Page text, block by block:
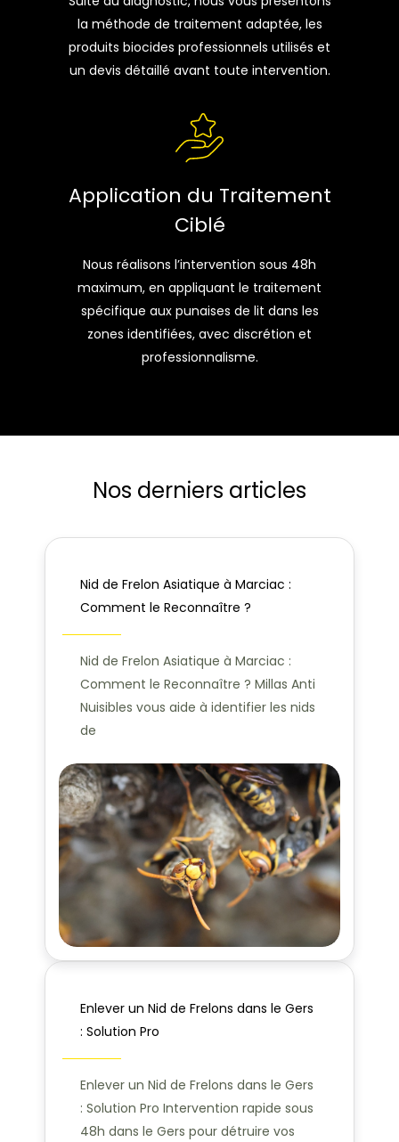
la méthode de traitement adaptée, les
produits biocides professionnels utilisés et
un devis détaillé avant toute intervention.
Application du Traitement
Ciblé
Nous réalisons l’intervention sous 48h
maximum, en appliquant le traitement
spécifique aux punaises de lit dans les
zones identifiées, avec discrétion et
professionnalisme.
Nos derniers articles
Nid de Frelon Asiatique à Marciac :
Comment le Reconnaître ?
Nid de Frelon Asiatique à Marciac :
Comment le Reconnaître ? Millas Anti
Nuisibles vous aide à identifier les nids
de
Enlever un Nid de Frelons dans le Gers
: Solution Pro
Enlever un Nid de Frelons dans le Gers
: Solution Pro Intervention rapide sous
48h dans le Gers pour détruire vos